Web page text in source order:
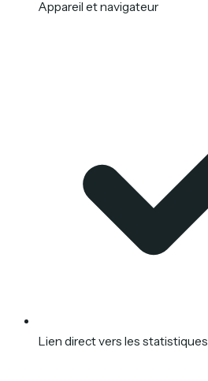
Appareil et navigateur
Lien direct vers les statistiques